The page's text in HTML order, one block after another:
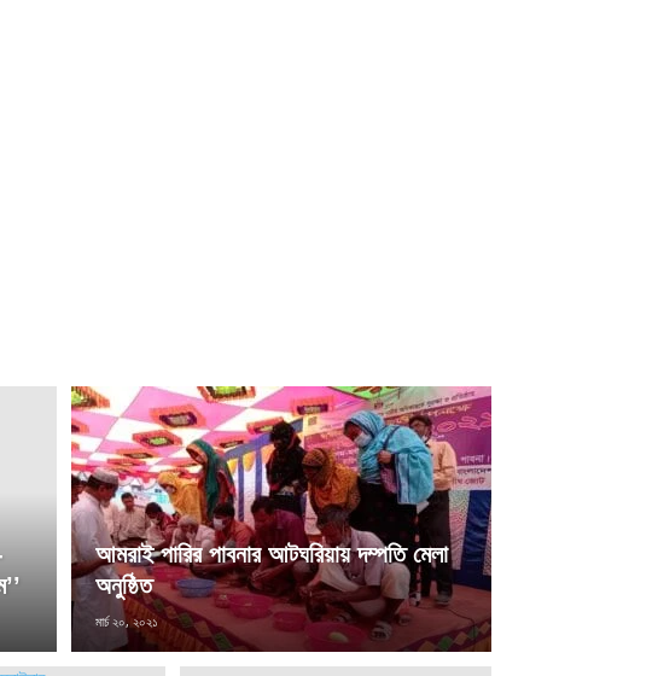
আমরাই পারির পাবনার আটঘরিয়ায় দম্পতি মেলা
অনুষ্ঠিত
মার্চ ২০, ২০২১